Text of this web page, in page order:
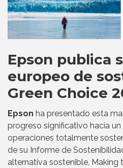
Epson publica
europeo de
Green Choice
Epson ha presentado esta
progreso significativo hacia
operaciones totalmente
de su Informe de
alternativa sostenible, Making